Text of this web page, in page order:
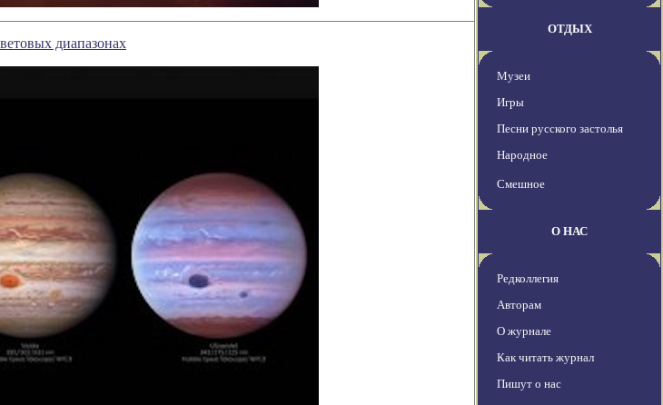
диапазонах
ОТДЫХ
Музеи
Игры
Песни русского застолья
Народное
Смешное
О НАС
Редколлегия
Авторам
О журнале
Как читать журнал
Пишут о нас